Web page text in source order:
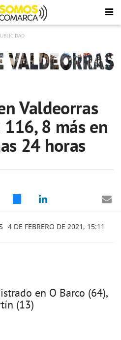
Valdeorras
8 más en
24 horas
4 DE FEBRERO DE 2021, 15:11
en O Barco (64),
(13)